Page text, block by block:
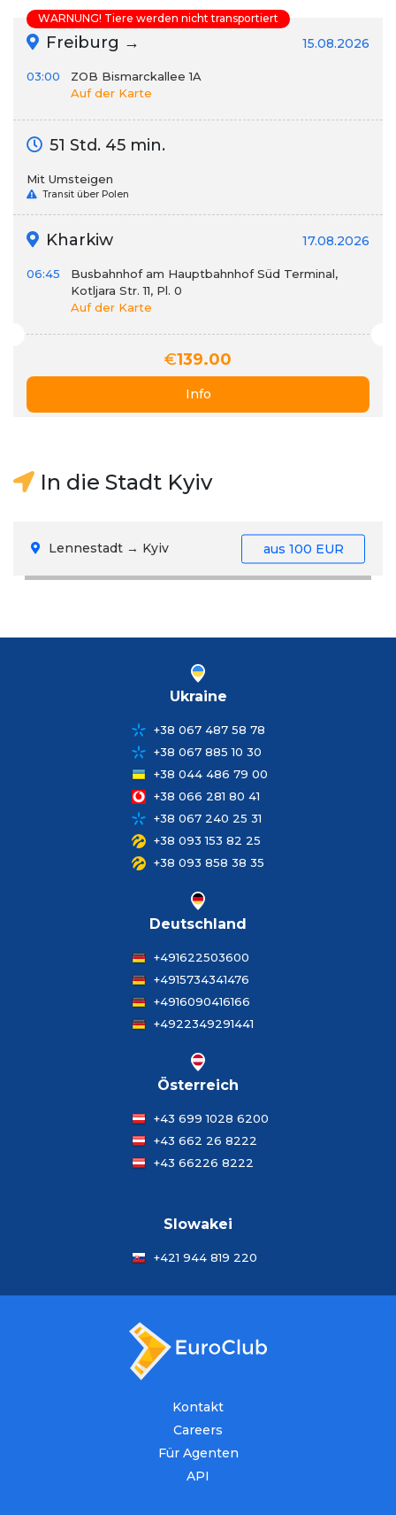
Freiburg → 15.08.2026
03:00
ZOB Bismarckallee 1A
Auf der Karte
51 Std. 45 min.
Mit Umsteigen
Transit über Polen
Kharkiw 17.08.2026
06:45
Busbahnhof am Hauptbahnhof Süd Terminal,
Kotljara Str. 11, Pl. 0
Auf der Karte
€139.00
Info
WARNUNG! Tiere werden nicht transportiert
In die Stadt Kyiv
Lennestadt → Kyiv aus 100 EUR
Ukraine
+38 067 487 58 78
+38 067 885 10 30
+38 044 486 79 00
+38 066 281 80 41
+38 067 240 25 31
+38 093 153 82 25
+38 093 858 38 35
Deutschland
+491622503600
+4915734341476
+4916090416166
+4922349291441
Österreich
+43 699 1028 6200
+43 662 26 8222
+43 66226 8222
Slowakei
+421 944 819 220
Kontakt
Careers
Für Agenten
API